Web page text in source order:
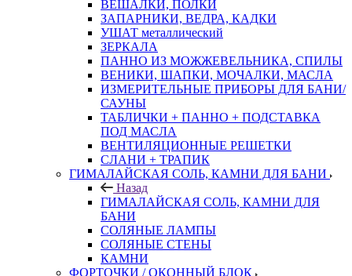
ВЕШАЛКИ, ПОЛКИ
ЗАПАРНИКИ, ВЕДРА, КАДКИ
УШАТ металлический
ЗЕРКАЛА
ПАННО ИЗ МОЖЖЕВЕЛЬНИКА, СПИЛЫ
ВЕНИКИ, ШАПКИ, МОЧАЛКИ, МАСЛА
ИЗМЕРИТЕЛЬНЫЕ ПРИБОРЫ ДЛЯ БАНИ/
САУНЫ
ТАБЛИЧКИ + ПАННО + ПОДСТАВКА
ПОД МАСЛА
ВЕНТИЛЯЦИОННЫЕ РЕШЕТКИ
СЛАНИ + ТРАПИК
ГИМАЛАЙСКАЯ СОЛЬ, КАМНИ ДЛЯ БАНИ
Назад
ГИМАЛАЙСКАЯ СОЛЬ, КАМНИ ДЛЯ
БАНИ
СОЛЯНЫЕ ЛАМПЫ
СОЛЯНЫЕ СТЕНЫ
КАМНИ
ФОРТОЧКИ / ОКОННЫЙ БЛОК